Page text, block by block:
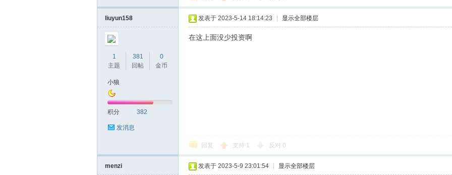
机
liuyun158
1
主题
381
回帖
0
金币
小狼
积分 382
发消息
发表于 2023-5-14 18:14:23 显示全部楼层
在这上面没少投资啊
回复 支持 1 反对 0
menzi 发表于 2023-5-9 23:01:54 显示全部楼层